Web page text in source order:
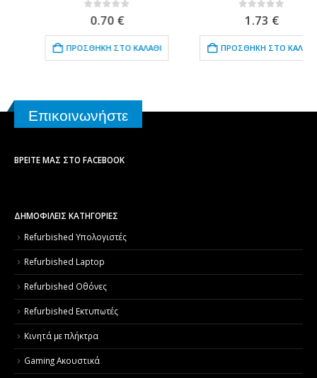
out of 5
0.70€
ΠΡΟΣΘΉΚΗ ΣΤΟ ΚΑΛΆΘΙ
out of 5
1.73€
ΠΡΟΣΘΉΚΗ ΣΤΟ ΚΑΛΆΘΙ
Επικοινωνήστε
ΒΡΕΊΤΕ ΜΑΣ ΣΤΟ FACEBOOK
ΔΗΜΟΦΙΛΕΙΣ ΚΑΤΗΓΟΡΙΕΣ
Refurbished Υπολογιστές
Refurbished Laptop
Refurbished Οθόνες
Refurbished Εκτυπωτές
Κινητά με πλήκτρα
Gaming Ακουστικά